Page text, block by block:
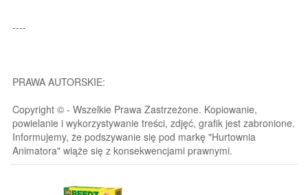
----
PRAWA AUTORSKIE:
Copyright © - Wszelkie Prawa Zastrzeżone. Kopiowanie,
powielanie i wykorzystywanie treści, zdjęć, grafik jest zabronione.
Informujemy, że podszywanie się pod markę "Hurtownia
Animatora" wiąże się z konsekwencjami prawnymi.